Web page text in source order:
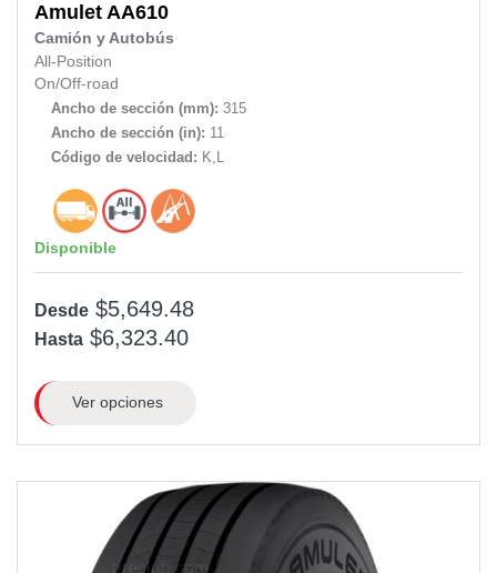
Amulet AA610
Camión y Autobús
All-Position
On/Off-road
Ancho de sección (mm): 315
Ancho de sección (in): 11
Código de velocidad: K,L
Disponible
Desde $5,649.48
Hasta $6,323.40
Ver opciones